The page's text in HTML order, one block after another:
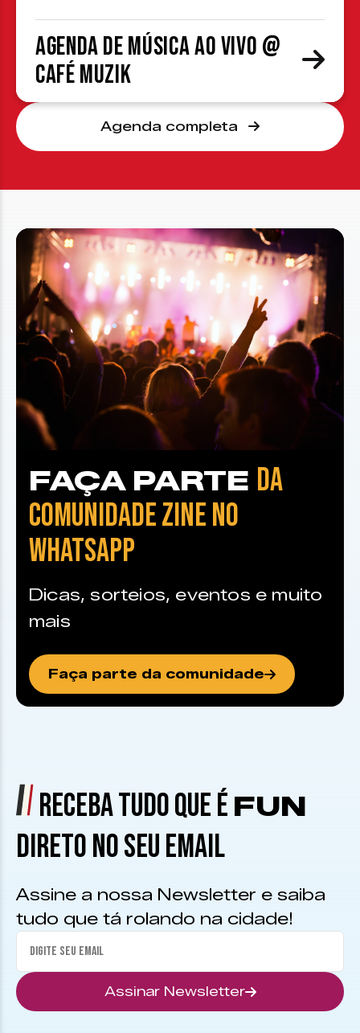
Agenda de Música ao Vivo @
Café Muzik
Agenda completa
FAÇA PARTE DA
COMUNIDADE ZINE NO
WHATSAPP
Dicas, sorteios, eventos e muito
mais
Faça parte da comunidade
RECEBA TUDO QUE É FUN
DIRETO NO SEU EMAIL
Assine a nossa Newsletter e saiba
tudo que tá rolando na cidade!
Assinar Newsletter